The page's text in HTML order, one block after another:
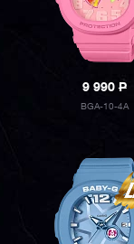
9 990P
BGA-10-4A